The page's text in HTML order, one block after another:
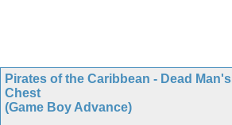
Pirates of the Caribbean - Dead Man's
Chest
(Game Boy Advance)